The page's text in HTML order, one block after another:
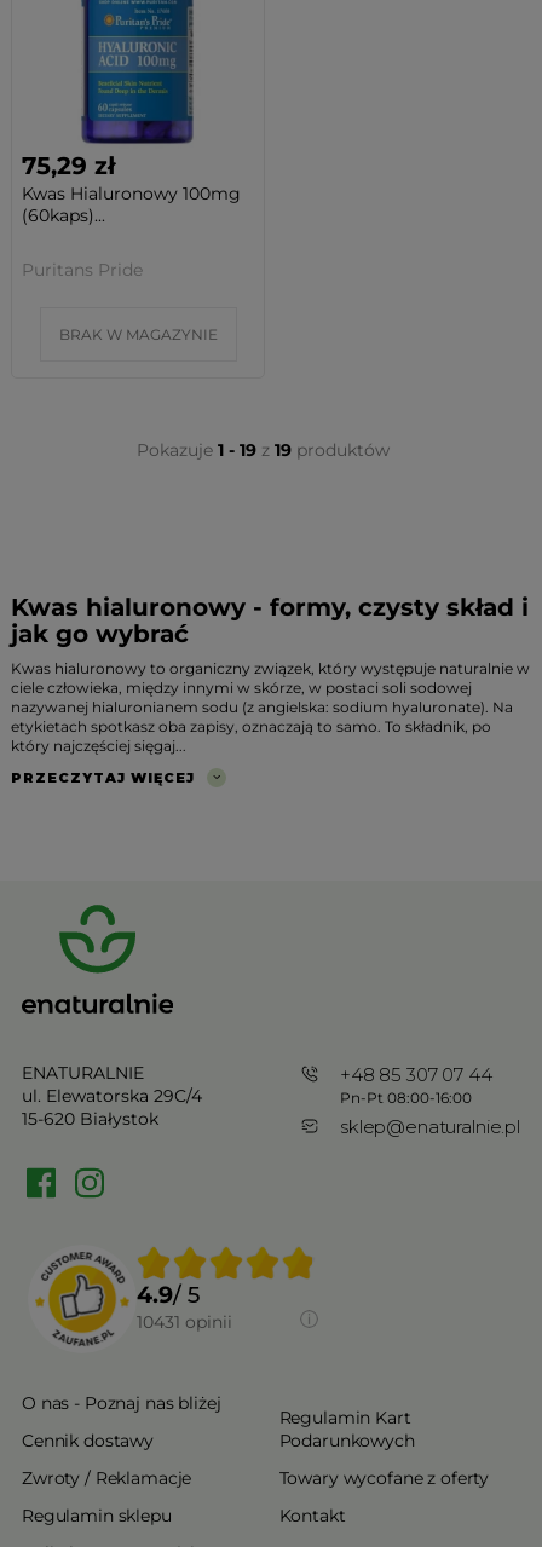
75,29 zł
Kwas Hialuronowy 100mg
(60kaps)...
Puritans Pride
BRAK W MAGAZYNIE
Pokazuje 1 - 19 z 19 produktów
Kwas hialuronowy - formy, czysty skład i
jak go wybrać
Kwas hialuronowy to organiczny związek, który występuje naturalnie w
ciele człowieka, między innymi w skórze, w postaci soli sodowej
nazywanej hialuronianem sodu (z angielska: sodium hyaluronate). Na
etykietach spotkasz oba zapisy, oznaczają to samo. To składnik, po
który najczęściej sięgaj...
PRZECZYTAJ WIĘCEJ
ENATURALNIE
ul. Elewatorska 29C/4
15-620 Białystok
+48 85 307 07 44
Pn-Pt 08:00-16:00
sklep@enaturalnie.pl
4.9/ 5
10431 opinii
O nas - Poznaj nas bliżej
Cennik dostawy
Zwroty / Reklamacje
Regulamin sklepu
Regulamin Kart
Podarunkowych
Towary wycofane z oferty
Kontakt